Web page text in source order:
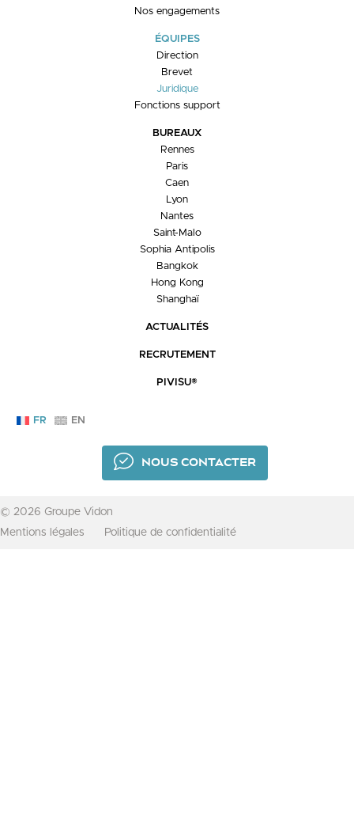
Nos engagements
ÉQUIPES
Direction
Brevet
Juridique
Fonctions support
BUREAUX
Rennes
Paris
Caen
Lyon
Nantes
Saint-Malo
Sophia Antipolis
Bangkok
Hong Kong
Shanghaï
ACTUALITÉS
RECRUTEMENT
PIVISU®
FR EN
NOUS CONTACTER
© 2026 Groupe Vidon
Mentions légales
Politique de confidentialité